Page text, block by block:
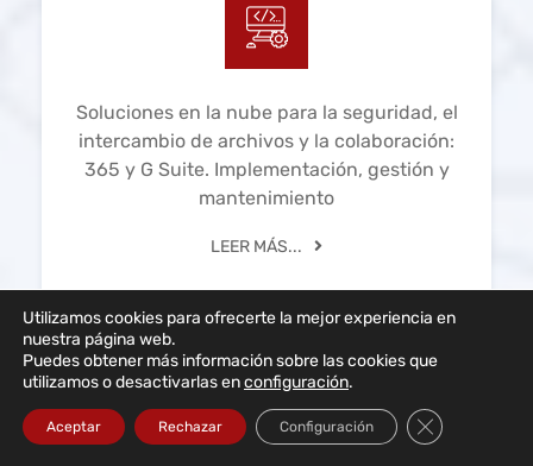
Soluciones en la nube para la seguridad, el
intercambio de archivos y la colaboración:
365 y G Suite. Implementación, gestión y
mantenimiento
LEER MÁS...
Utilizamos cookies para ofrecerte la mejor experiencia en
nuestra página web.
Puedes obtener más información sobre las cookies que
utilizamos o desactivarlas enconfiguración.
Aceptar Rechazar Configuración Cerrar el